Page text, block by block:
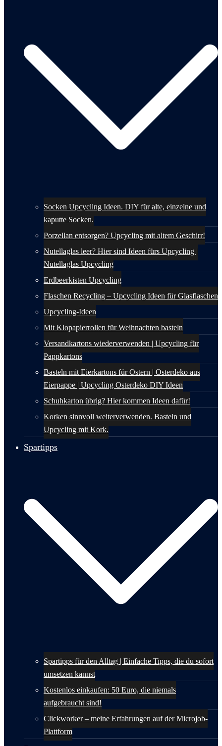
Socken Upcycling Ideen. DIY für alte, einzelne und
kaputte Socken.
Porzellan entsorgen? Upcycling mit altem Geschirr!
Nutellaglas leer? Hier sind Ideen fürs Upcycling |
Nutellaglas Upcycling
Erdbeerkisten Upcycling
Flaschen Recycling – Upcycling Ideen für Glasflaschen
Upcycling-Ideen
Mit Klopapierrollen für Weihnachten basteln
Versandkartons wiederverwenden | Upcycling für
Pappkartons
Basteln mit Eierkartons für Ostern | Osterdeko aus
Eierpappe | Upcycling Osterdeko DIY Ideen
Schuhkarton übrig? Hier kommen Ideen dafür!
Korken sinnvoll weiterverwenden. Basteln und
Upcycling mit Kork.
Spartipps
Spartipps für den Alltag | Einfache Tipps, die du sofort
umsetzen kannst
Kostenlos einkaufen: 50 Euro, die niemals
aufgebraucht sind!
Clickworker – meine Erfahrungen auf der Microjob-
Plattform